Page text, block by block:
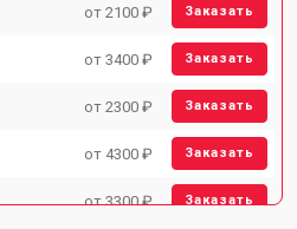
от 2100 ₽ Заказать
от 3400 ₽ Заказать
от 2300 ₽ Заказать
от 4300 ₽ Заказать
от 3300 ₽ Заказать